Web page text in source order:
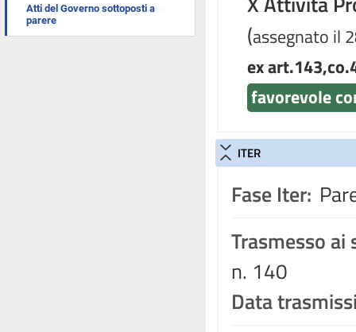
Atti del Governo sottoposti a
parere
(assegnato il
ex
favorevole
ITER
Fase Iter:
Trasmesso ai
n. 140
Data